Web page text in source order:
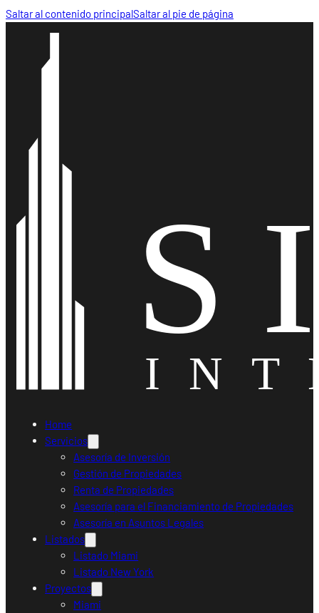
Saltar al contenido principalSaltar al pie de página
Home
Servicios
Asesoría de Inversión
Gestión de Propiedades
Renta de Propiedades
Asesoría para el Financiamiento de Propiedades
Asesoría en Asuntos Legales
Listados
Listado Miami
Listado New York
Proyectos
Miami